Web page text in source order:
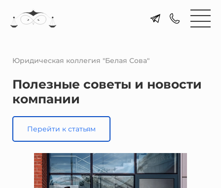
Юридическая коллегия "Белая Сова"
Полезные советы и новости
компании
Перейти к статьям